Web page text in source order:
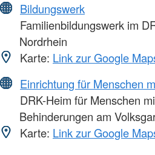
Bildungswerk
Familienbildungswerk im
Nordrhein
Karte: Link zur Google
Einrichtung für Menschen
DRK-Heim für Menschen
Behinderungen am
Karte: Link zur Google